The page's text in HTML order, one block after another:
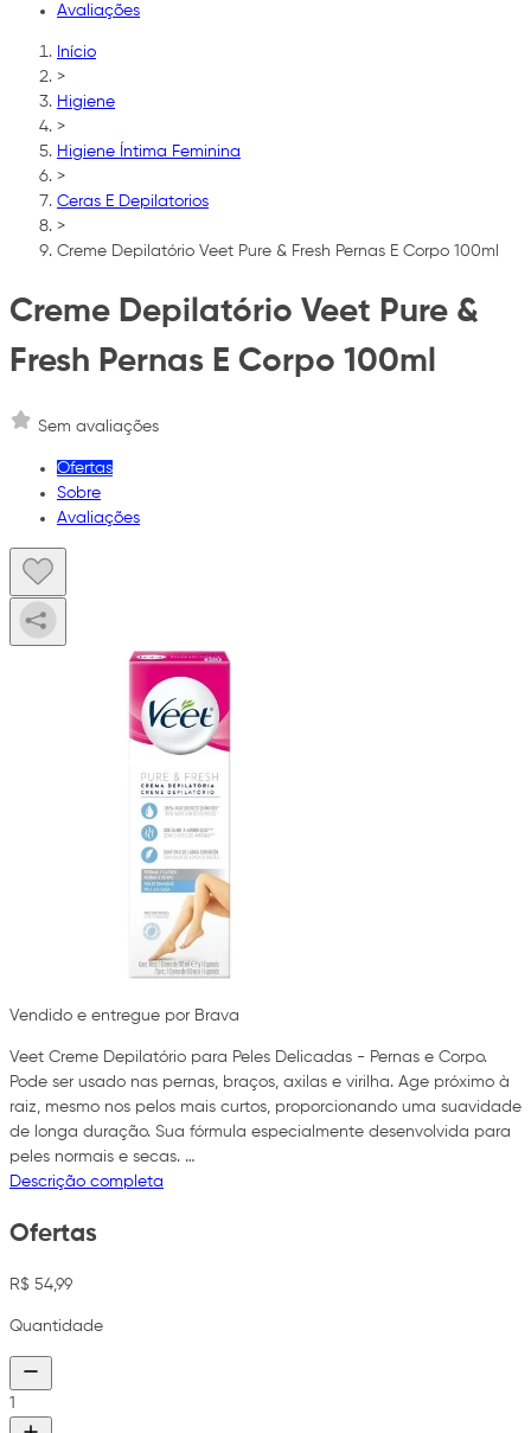
Avaliações
Início
>
Higiene
>
Higiene Íntima Feminina
>
Ceras E Depilatorios
>
Creme Depilatório Veet Pure & Fresh Pernas E Corpo 100ml
Creme Depilatório Veet Pure &
Fresh Pernas E Corpo 100ml
Sem avaliações
Ofertas
Sobre
Avaliações
Vendido e entregue por Brava
Veet Creme Depilatório para Peles Delicadas - Pernas e Corpo.
Pode ser usado nas pernas, braços, axilas e virilha. Age próximo à
raiz, mesmo nos pelos mais curtos, proporcionando uma suavidade
de longa duração. Sua fórmula especialmente desenvolvida para
peles normais e secas. …
Descrição completa
Ofertas
R$ 54,99
Quantidade
1